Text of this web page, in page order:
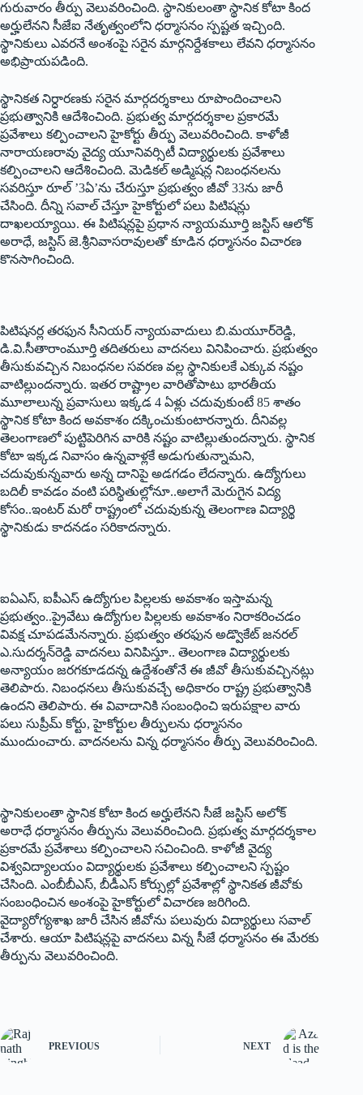
గురువారం తీర్పు వెలువరించింది. స్థానికులంతా స్థానిక కోటా కింద
అర్హులేనని సీజేఐ నేతృత్వంలోని ధర్మాసనం స్పష్టత ఇచ్చింది.
స్థానికులు ఎవరనే అంశంపై సరైన మార్గనిర్దేశకాలు లేవని ధర్మాసనం
అభిప్రాయపడింది.
స్థానికత నిర్ధారణకు సరైన మార్గదర్శకాలు రూపొందించాలని
ప్రభుత్వానికి ఆదేశించింది. ప్రభుత్వ మార్గదర్శకాల ప్రకారమే
ప్రవేశాలు కల్పించాలని హైకోర్టు తీర్పు వెలువరించింది. కాళోజీ
నారాయణరావు వైద్య యూనివర్సిటీ విద్యార్థులకు ప్రవేశాలు
కల్పించాలని ఆదేశించింది. మెడికల్‌ అడ్మిషన్ల నిబంధనలను
సవరిస్తూ రూల్‌ ’3ఏ’‌ను చేరుస్తూ ప్రభుత్వం జీవో 33ను జారీ
చేసింది. దీన్ని సవాల్‌ ‌చేస్తూ హైకోర్టులో పలు పిటిషన్లు
దాఖలయ్యాయి. ఈ పిటిషన్లపై ప్రధాన న్యాయమూర్తి జస్టిస్‌ ఆలోక్‌
అరాధే, జస్టిస్‌ ‌జె.శ్రీనివాసరావులతో కూడిన ధర్మాసనం విచారణ
కొనసాగించింది.
పిటిషనర్ల తరఫున సీనియర్‌ ‌న్యాయవాదులు బి.మయూర్‌రెడ్డి,
డి.వి.సీతారాంమూర్తి తదితరులు వాదనలు వినిపించారు. ప్రభుత్వం
తీసుకువచ్చిన నిబంధనల సవరణ వల్ల స్థానికులకే ఎక్కువ నష్టం
వాటిల్లుందన్నారు. ఇతర రాష్ట్రాల వారితోపాటు భారతీయ
మూలాలున్న ప్రవాసులు ఇక్కడ 4 ఏళ్లు చదువుకుంటే 85 శాతం
స్థానిక కోటా కింద అవకాశం దక్కించుకుంటారన్నారు. దీనివల్ల
తెలంగాణలో పుట్టిపెరిగిన వారికి నష్టం వాటిల్లుతుందన్నారు. స్థానిక
కోటా ఇక్కడ నివాసం ఉన్నవాళ్లకే అడుగుతున్నామని,
చదువుకున్నవారు అన్న దానిపై అడగడం లేదన్నారు. ఉద్యోగులు
బదిలీ కావడం వంటి పరిస్థితుల్లోనూ..అలాగే మెరుగైన విద్య
కోసం..ఇంటర్‌ ‌మరో రాష్ట్రంలో చదువుకున్న తెలంగాణ విద్యార్థి
స్థానికుడు కాదనడం సరికాదన్నారు.
ఐఏఎస్‌, ఐపీఎస్‌ ఉద్యోగుల పిల్లలకు అవకాశం ఇస్తామన్న
ప్రభుత్వం..ప్రైవేటు ఉద్యోగుల పిల్లలకు అవకాశం నిరాకరించడం
వివక్ష చూపడమేనన్నారు. ప్రభుత్వం తరఫున అడ్వొకేట్‌ ‌జనరల్‌
ఎ.‌సుదర్శన్‌రెడ్డి వాదనలు వినిపిస్తూ.. తెలంగాణ విద్యార్థులకు
అన్యాయం జరగకూడదన్న ఉద్దేశంతోనే ఈ జీవో తీసుకువచ్చినట్లు
తెలిపారు. నిబంధనలు తీసుకువచ్చే అధికారం రాష్ట్ర ప్రభుత్వానికి
ఉందని తెలిపారు. ఈ వివాదానికి సంబంధించి ఇరుపక్షాల వారు
పలు సుప్రీమ్‌ ‌కోర్టు, హైకోర్టుల తీర్పులను ధర్మాసనం
ముందుంచారు. వాదనలను విన్న ధర్మాసనం తీర్పు వెలువరించింది.
స్థానికులంతా స్థానిక కోటా కింద అర్హులేనని సీజే జస్టిస్‌ అలోక్‌
అరాధే ధర్మాసనం తీర్పును వెలువరించింది. ప్రభుత్వ మార్గదర్శకాల
ప్రకారమే ప్రవేశాలు కల్పించాలని సచించింది. కాళోజీ వైద్య
విశ్వవిద్యాలయం విద్యార్థులకు ప్రవేశాలు కల్పించాలని స్పష్టం
చేసింది. ఎంబీబీఎస్‌, ‌బీడీఎస్‌ ‌కోర్సుల్లో ప్రవేశాల్లో స్థానికత జీవోకు
సంబంధించిన అంశంపై హైకోర్టులో విచారణ జరిగింది.
వైద్యారోగ్యశాఖ జారీ చేసిన జీవోను పలువురు విద్యార్థులు సవాల్‌
‌చేశారు. ఆయా పిటిషన్లపై వాదనలు విన్న సీజే ధర్మాసనం ఈ మేరకు
తీర్పును వెలువరించింది.
PREVIOUS NEXT